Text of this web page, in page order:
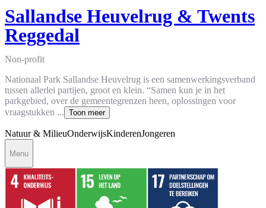
Sallandse Heuvelrug & Twents
Reggedal
Non-profit
Nationaal Park Sallandse Heuvelrug is een samenwerkingsverband
tussen allerlei partijen, groot en klein. “Samen kun je in het
parkgebied, over de gemeentegrenzen heen, oplossingen voor
vraagstukken ... Toon meer
Natuur & MilieuOnderwijsKinderenJongeren
Menu